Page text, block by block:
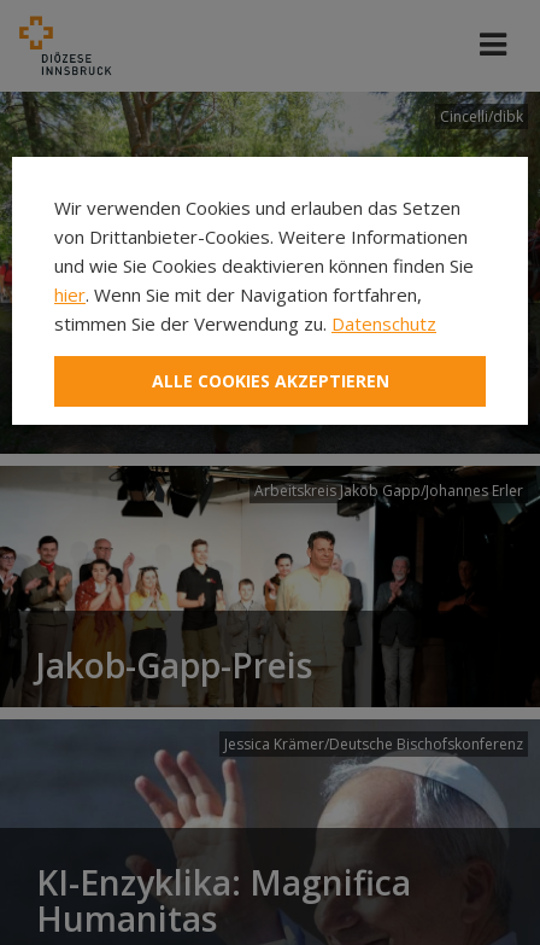
Cincelli/dibk
Neuer Pilgerweg Via
Laudato si’
Arbeitskreis Jakob Gapp/Johannes Erler
Jakob-Gapp-Preis
Jessica Krämer/Deutsche Bischofskonferenz
KI-Enzyklika: Magnifica
Humanitas
Wir verwenden Cookies und erlauben das Setzen
von Drittanbieter-Cookies. Weitere Informationen
und wie Sie Cookies deaktivieren können finden Sie
hier. Wenn Sie mit der Navigation fortfahren,
stimmen Sie der Verwendung zu. Datenschutz
ALLE COOKIES AKZEPTIEREN